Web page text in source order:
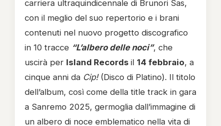
carriera ultraquindicennale di Brunori Sas,
con il meglio del suo repertorio e i brani
contenuti nel nuovo progetto discografico
in 10 tracce “L’albero delle noci”, che
uscirà per Island Records il 14 febbraio, a
cinque anni da Cip! (Disco di Platino). Il titolo
dell’album, così come della title track in gara
a Sanremo 2025, germoglia dall’immagine di
un albero di noce emblematico nella vita di